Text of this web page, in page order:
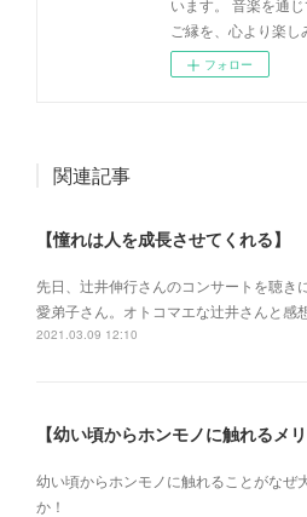
ご縁を、心より楽し
フォロー
関連記事
【憧れは人を成長させてくれる】
先日、辻井伸行さんのコンサートを 聴き
愛弟子さん。 オトコマエな辻井さんと 感
2021.03.09 12:10
幼い頃からホンモノに 触れることがなぜ
か！